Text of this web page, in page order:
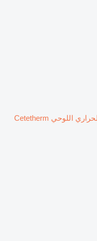
المبادل الحراري اللوحي Cetetherm